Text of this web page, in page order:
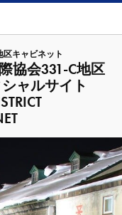
区キャビネット
協会331-C地区
ャルサイト